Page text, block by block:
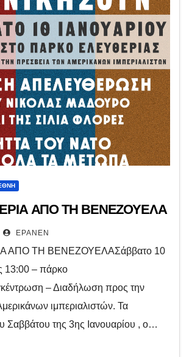
ΑΠΟ ΤΗ ΒΕΝΕΖΟΥΕΛΑ
EPANEN
ΑΠΟ ΤΗ ΒΕΝΕΖΟΥΕΛΑΣάββατο 10
13:00 – πάρκο
– Διαδήλωση προς την
ιμπεριαλιστών. Τα
Σαββάτου της 3ης Ιανουαρίου , ο…